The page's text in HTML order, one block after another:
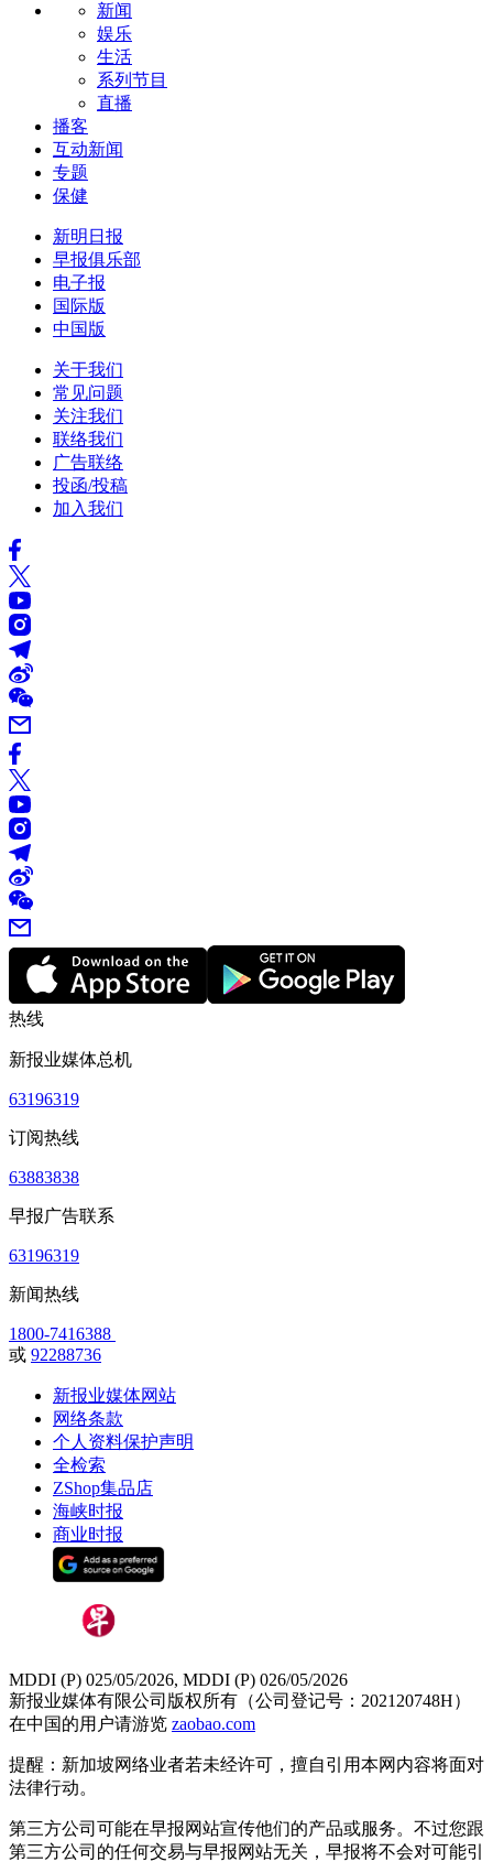
新闻
娱乐
生活
系列节目
直播
播客
互动新闻
专题
保健
新明日报
早报俱乐部
电子报
国际版
中国版
关于我们
常见问题
关注我们
联络我们
广告联络
投函/投稿
加入我们
热线
新报业媒体总机
63196319
订阅热线
63883838
早报广告联系
63196319
新闻热线
1800-7416388
或 92288736
新报业媒体网站
网络条款
个人资料保护声明
全检索
ZShop集品店
海峡时报
商业时报
MDDI (P) 025/05/2026, MDDI (P) 026/05/2026
新报业媒体有限公司版权所有（公司登记号：202120748H）
在中国的用户请游览 zaobao.com
提醒：新加坡网络业者若未经许可，擅自引用本网内容将面对
法律行动。
第三方公司可能在早报网站宣传他们的产品或服务。不过您跟
第三方公司的任何交易与早报网站无关，早报将不会对可能引